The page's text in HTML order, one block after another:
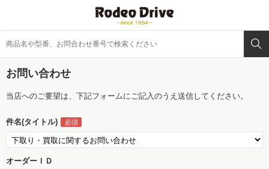
お問い合わせ
当店へのご要望は、下記フォームにご記入のうえ送信してください。
件名(タイトル)
オーダーＩＤ